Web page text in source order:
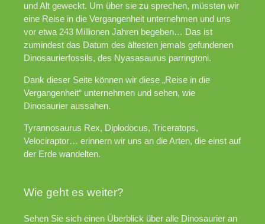
und Alt geweckt. Um über sie zu sprechen, müssten wir
eine Reise in die Vergangenheit unternehmen und uns
vor etwa 243 Millionen Jahren begeben… Das ist
zumindest das Datum des ältesten jemals gefundenen
Dinosaurierfossils, des Nyasasaurus parringtoni.
Dank dieser Seite können wir diese „Reise in die
Vergangenheit“ unternehmen und sehen, wie
Dinosaurier aussahen.
Tyrannosaurus Rex, Diplodocus, Triceratops,
Velociraptor… erinnern wir uns an die Arten, die einst auf
der Erde wandelten.
Wie geht es weiter?
Sehen Sie sich einen Überblick über alle Dinosaurier an